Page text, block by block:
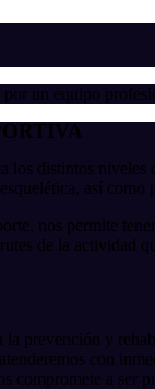
por un equipo
los distintos
así como
nos permite
de la actividad
la prevención y
con
compromete a ser